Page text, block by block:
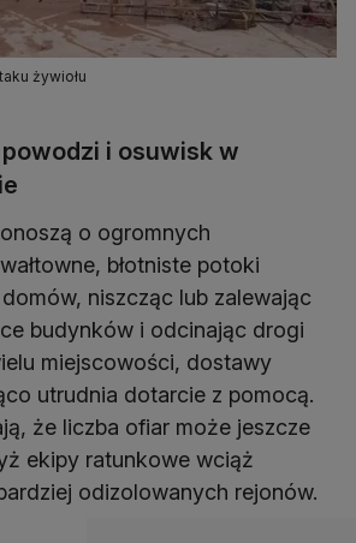
żywiołu
i osuwisk w
o ogromnych
błotniste potoki
niszcząc lub zalewając
budynków i odcinając drogi
miejscowości, dostawy
utrudnia dotarcie z pomocą.
że liczba ofiar może jeszcze
ekipy ratunkowe wciąż
odizolowanych rejonów.